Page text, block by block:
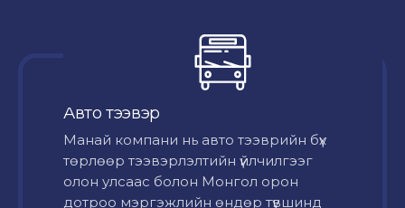
Авто тээвэр
Mанай компани нь авто тээврийн бүх
төрлөөр тээвэрлэлтийн үйлчилгээг
олон улсаас болон Монгол орон
дотроо мэргэжлийн өндөр түвшинд